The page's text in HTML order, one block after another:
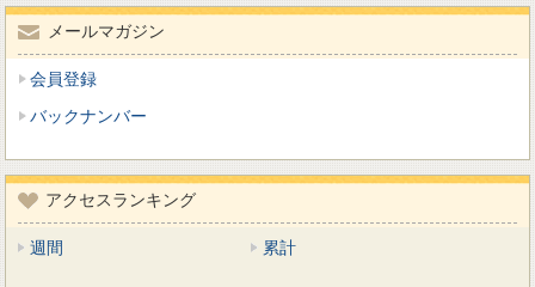
メールマガジン
会員登録
バックナンバー
アクセスランキング
週間 累計